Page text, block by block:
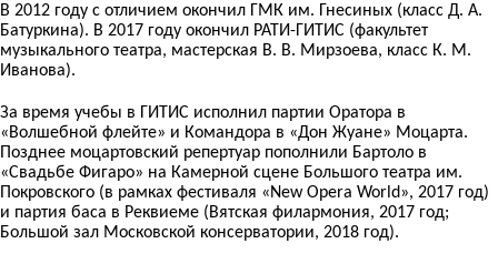
В 2012 году с отличием окончил ГМК им. Гнесиных (класс Д. А.
Батуркина). В 2017 году окончил РАТИ-ГИТИС (факультет
музыкального театра, мастерская В. В. Мирзоева, класс К. М.
Иванова).
За время учебы в ГИТИС исполнил партии Оратора в
«Волшебной флейте» и Командора в «Дон Жуане» Моцарта.
Позднее моцартовский репертуар пополнили Бартоло в
«Свадьбе Фигаро» на Камерной сцене Большого театра им.
Покровского (в рамках фестиваля «New Opera World», 2017 год)
и партия баса в Реквиеме (Вятская филармония, 2017 год;
Большой зал Московской консерватории, 2018 год).